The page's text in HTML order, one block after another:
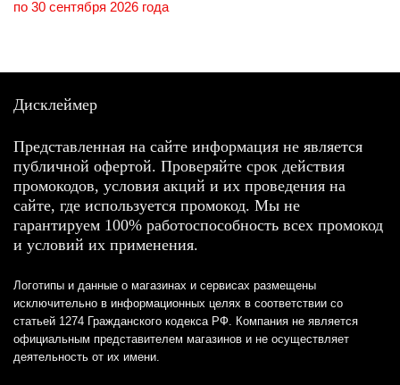
по 30 сентября 2026 года
Дисклеймер
Представленная на сайте информация не является
публичной офертой. Проверяйте срок действия
промокодов, условия акций и их проведения на
сайте, где используется промокод. Мы не
гарантируем 100% работоспособность всех промокод
и условий их применения.
Логотипы и данные о магазинах и сервисах размещены
исключительно в информационных целях в соответствии со
статьей 1274 Гражданского кодекса РФ. Компания не является
официальным представителем магазинов и не осуществляет
деятельность от их имени.